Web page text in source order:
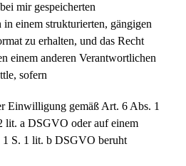
mir gespeicherten
in einem strukturierten, gängigen
zu erhalten, und das Recht
einem anderen Verantwortlichen
sofern
Einwilligung gemäß Art. 6 Abs. 1
lit. a DSGVO oder auf einem
1 S. 1 lit. b DSGVO beruht